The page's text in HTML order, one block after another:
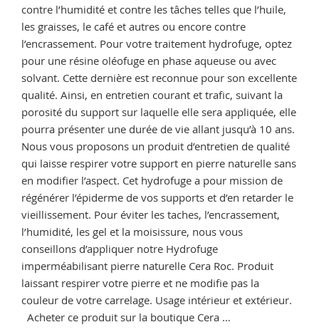
contre l’humidité et contre les tâches telles que l’huile,
les graisses, le café et autres ou encore contre
l’encrassement. Pour votre traitement hydrofuge, optez
pour une résine oléofuge en phase aqueuse ou avec
solvant. Cette dernière est reconnue pour son excellente
qualité. Ainsi, en entretien courant et trafic, suivant la
porosité du support sur laquelle elle sera appliquée, elle
pourra présenter une durée de vie allant jusqu’à 10 ans.
Nous vous proposons un produit d’entretien de qualité
qui laisse respirer votre support en pierre naturelle sans
en modifier l’aspect. Cet hydrofuge a pour mission de
régénérer l’épiderme de vos supports et d’en retarder le
vieillissement. Pour éviter les taches, l’encrassement,
l’humidité, les gel et la moisissure, nous vous
conseillons d’appliquer notre Hydrofuge
imperméabilisant pierre naturelle Cera Roc. Produit
laissant respirer votre pierre et ne modifie pas la
couleur de votre carrelage. Usage intérieur et extérieur.
Acheter ce produit sur la boutique Cera …